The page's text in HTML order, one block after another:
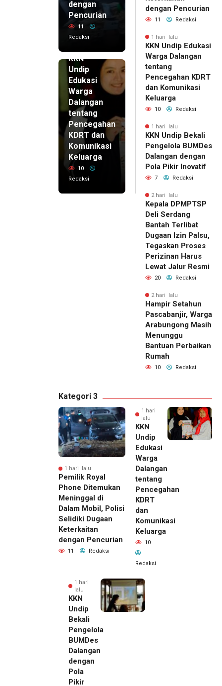
dengan
Pencurian
11
Redaksi
KKN
Undip
Edukasi
Warga
Dalangan
tentang
Pencegahan
KDRT dan
Komunikasi
Keluarga
10
Redaksi
dengan Pencurian
11 Redaksi
1 hari lalu
KKN Undip Edukasi
Warga Dalangan
tentang
Pencegahan KDRT
dan Komunikasi
Keluarga
10 Redaksi
1 hari lalu
KKN Undip Bekali
Pengelola BUMDes
Dalangan dengan
Pola Pikir Inovatif
7 Redaksi
2 hari lalu
Kepala DPMPTSP
Deli Serdang
Bantah Terlibat
Dugaan Izin Palsu,
Tegaskan Proses
Perizinan Harus
Lewat Jalur Resmi
20 Redaksi
2 hari lalu
Hampir Setahun
Pascabanjir, Warga
Arabungong Masih
Menunggu
Bantuan Perbaikan
Rumah
10 Redaksi
Kategori 3
1 hari lalu
Pemilik Royal
Phone Ditemukan
Meninggal di
Dalam Mobil, Polisi
Selidiki Dugaan
Keterkaitan
dengan Pencurian
11 Redaksi
1 hari
lalu
KKN
Undip
Edukasi
Warga
Dalangan
tentang
Pencegahan
KDRT
dan
Komunikasi
Keluarga
10
Redaksi
1 hari
lalu
KKN
Undip
Bekali
Pengelola
BUMDes
Dalangan
dengan
Pola
Pikir